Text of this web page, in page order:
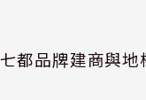
調：七都品牌建商